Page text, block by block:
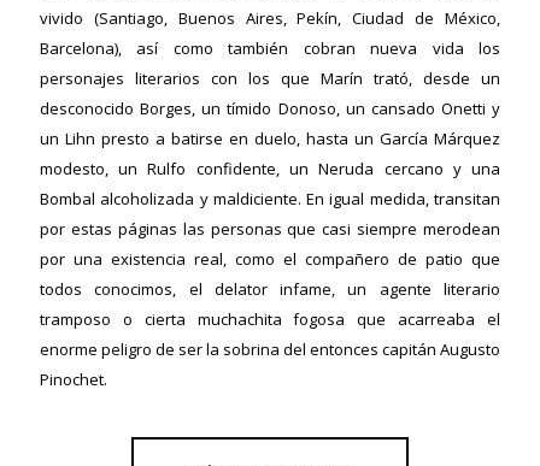
vivido (Santiago, Buenos Aires, Pekín, Ciudad de México,
Barcelona), así como también cobran nueva vida los
personajes literarios con los que Marín trató, desde un
desconocido Borges, un tímido Donoso, un cansado Onetti y
un Lihn presto a batirse en duelo, hasta un García Márquez
modesto, un Rulfo confidente, un Neruda cercano y una
Bombal alcoholizada y maldiciente. En igual medida, transitan
por estas páginas las personas que casi siempre merodean
por una existencia real, como el compañero de patio que
todos conocimos, el delator infame, un agente literario
tramposo o cierta muchachita fogosa que acarreaba el
enorme peligro de ser la sobrina del entonces capitán Augusto
Pinochet.